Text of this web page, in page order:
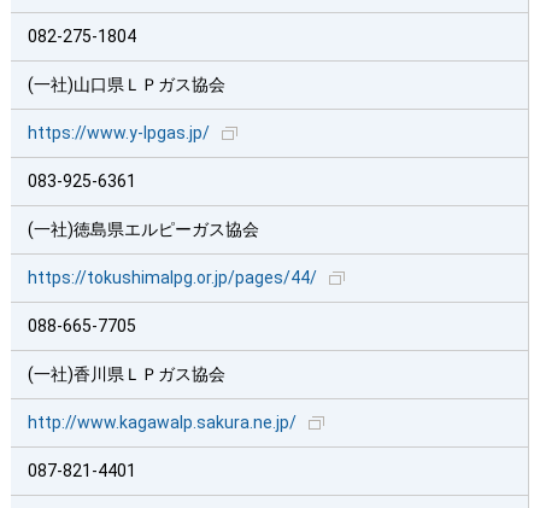
082-275-1804
(一社)山口県ＬＰガス協会
https://www.y-lpgas.jp/
083-925-6361
(一社)徳島県エルピーガス協会
https://tokushimalpg.or.jp/pages/44/
088-665-7705
(一社)香川県ＬＰガス協会
http://www.kagawalp.sakura.ne.jp/
087-821-4401